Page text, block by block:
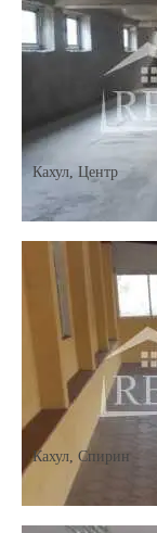
Кахул Центр
Кахул Спирин